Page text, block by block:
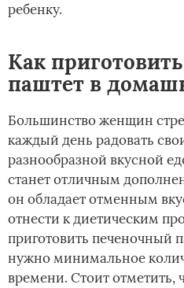
ребенку.
Как
паштет в
Большинство женщин
каждый день радовать
разнообразной вкусной
станет отличным
он обладает отменным
отнести к диетическим
приготовить печеночный
нужно минимальное
времени. Стоит отметить,